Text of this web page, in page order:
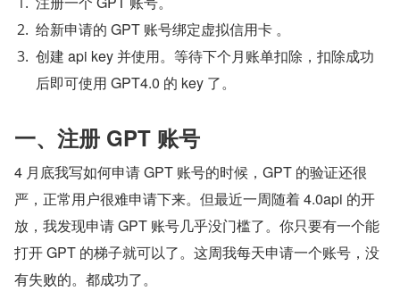
给新申请的 GPT 账号绑定虚拟信用卡 。
创建 api key 并使用。等待下个月账单扣除，扣除成功
后即可使用 GPT4.0 的 key 了。
一、注册 GPT 账号
4 月底我写如何申请 GPT 账号的时候，GPT 的验证还很
严，正常用户很难申请下来。但最近一周随着 4.0api 的开
放，我发现申请 GPT 账号几乎没门槛了。你只要有一个能
打开 GPT 的梯子就可以了。这周我每天申请一个账号，没
有失败的。都成功了。